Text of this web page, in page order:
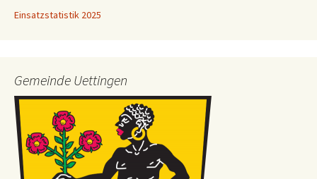
Einsatzstatistik 2025
Gemeinde Uettingen